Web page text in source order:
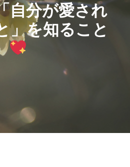
自分が愛され
」を知ること